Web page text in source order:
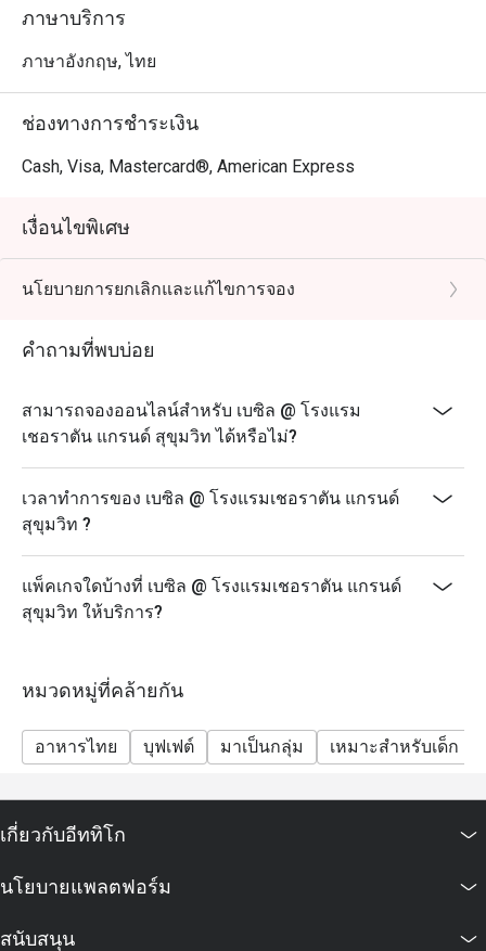
ภาษาบริการ
ภาษาอังกฤษ, ไทย
ช่องทางการชำระเงิน
Cash, Visa, Mastercard®, American Express
เงื่อนไขพิเศษ
นโยบายการยกเลิกและแก้ไขการจอง
คำถามที่พบบ่อย
สามารถจองออนไลน์สำหรับ เบซิล @ โรงแรม
เชอราตัน แกรนด์ สุขุมวิท ได้หรือไม่?
เวลาทำการของ เบซิล @ โรงแรมเชอราตัน แกรนด์
สุขุมวิท ?
แพ็คเกจใดบ้างที่ เบซิล @ โรงแรมเชอราตัน แกรนด์
สุขุมวิท ให้บริการ?
หมวดหมู่ที่คล้ายกัน
อาหารไทย บุฟเฟต์ มาเป็นกลุ่ม เหมาะสำหรับเด็ก
เกี่ยวกับอีททิโก
นโยบายแพลตฟอร์ม
สนับสนุน